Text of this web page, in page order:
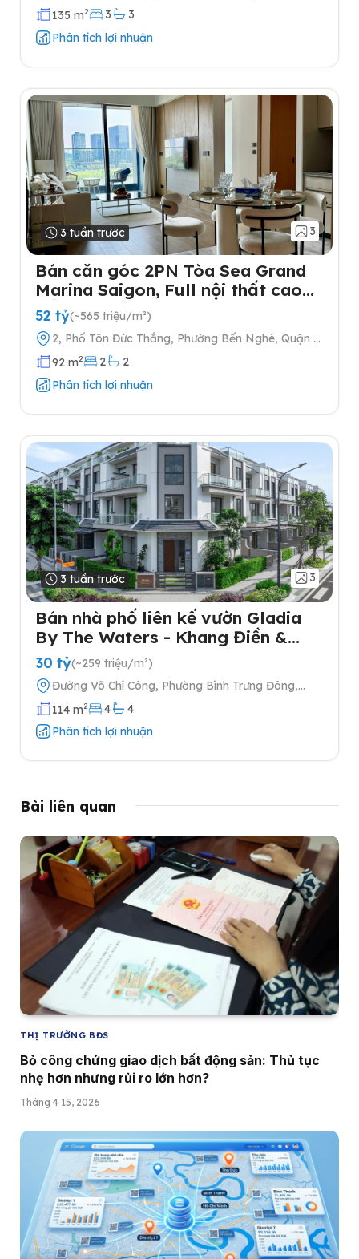
Hà Nội
135 m2 3
3
Phân tích lợi nhuận
3 tuần trước 3
Bán căn góc 2PN Tòa Sea Grand
Marina Saigon, Full nội thất cao
cấp
52 tỷ(~565 triệu/m²)
2, Phố Tôn Đức Thắng, Phường Bến Nghé, Quận 1,
Thành phố Hồ Chí Minh
92 m2 2
2
Phân tích lợi nhuận
3 tuần trước 3
Bán nhà phố liên kế vườn Gladia
By The Waters - Khang Điền &
Keppel tại Quận 2
30 tỷ(~259 triệu/m²)
Đường Võ Chí Công, Phường Bình Trưng Đông,
Quận 2, Thành phố Hồ Chí Minh
114 m2 4
4
Phân tích lợi nhuận
Bài liên quan
THỊ TRƯỜNG BĐS
Bỏ công chứng giao dịch bất động sản: Thủ tục
nhẹ hơn nhưng rủi ro lớn hơn?
Tháng 4 15, 2026